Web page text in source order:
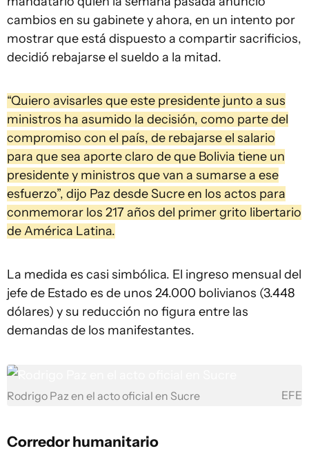
cambios en su gabinete y ahora, en un intento por
mostrar que está dispuesto a compartir sacrificios,
decidió rebajarse el sueldo a la mitad.
“Quiero avisarles que este presidente junto a sus
ministros ha asumido la decisión, como parte del
compromiso con el país, de rebajarse el salario
para que sea aporte claro de que Bolivia tiene un
presidente y ministros que van a sumarse a ese
esfuerzo”, dijo Paz desde Sucre en los actos para
conmemorar los 217 años del primer grito libertario
de América Latina.
La medida es casi simbólica. El ingreso mensual del
jefe de Estado es de unos 24.000 bolivianos (3.448
dólares) y su reducción no figura entre las
demandas de los manifestantes.
Rodrigo Paz en el acto oficial en Sucre EFE
Corredor humanitario